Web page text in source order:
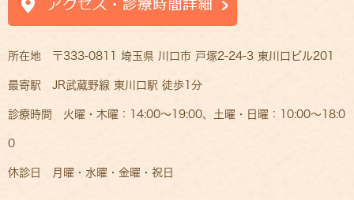
所在地 〒333-0811 埼玉県 川口市 戸塚2-24-3 東川口ビル201
最寄駅 JR武蔵野線 東川口駅 徒歩1分
診療時間 火曜・木曜：14:00～19:00、土曜・日曜：10:00～18:0
0
休診日 月曜・水曜・金曜・祝日